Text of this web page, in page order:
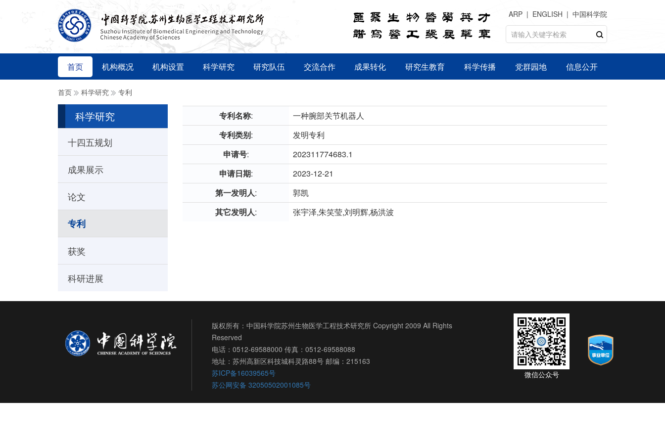
ARP ENGLISH 中国科学院
首页 机构概况 机构设置 科学研究 研究队伍 交流合作 成果转化 研究生教育 科学传播 党群园地 信息公开
首页 科学研究 专利
科学研究
十四五规划
成果展示
论文
专利
获奖
科研进展
专利名称:
一种腕部关节机器人
专利类别:
发明专利
申请号:
202311774683.1
申请日期:
2023-12-21
第一发明人:
郭凯
其它发明人: 张宇泽,朱笑莹,刘明辉,杨洪波
版权所有：中国科学院苏州生物医学工程技术研究所 Copyright 2009 All Rights
Reserved
电话：0512-69588000 传真：0512-69588088
地址：苏州高新区科技城科灵路88号 邮编：215163
苏ICP备16039565号
苏公网安备 32050502001085号
微信公众号